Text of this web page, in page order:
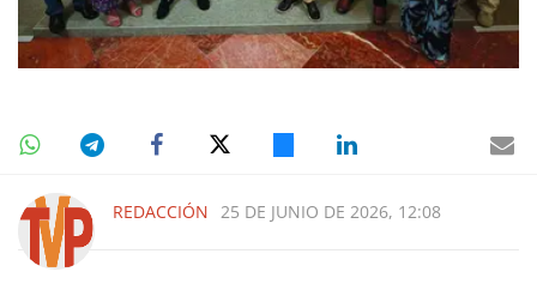
REDACCIÓN 25 DE JUNIO DE 2026, 12:08